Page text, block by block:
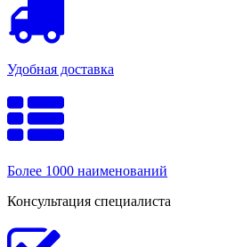
Удобная доставка
Более 1000 наименований
Консультация специалиста